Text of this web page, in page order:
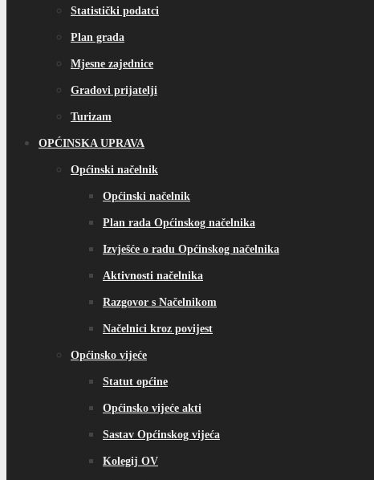
Statistički podatci
Plan grada
Mjesne zajednice
Gradovi prijatelji
Turizam
OPĆINSKA UPRAVA
Općinski načelnik
Općinski načelnik
Plan rada Općinskog načelnika
Izvješće o radu Općinskog načelnika
Aktivnosti načelnika
Razgovor s Načelnikom
Načelnici kroz povijest
Općinsko vijeće
Statut općine
Općinsko vijeće akti
Sastav Općinskog vijeća
Kolegij OV